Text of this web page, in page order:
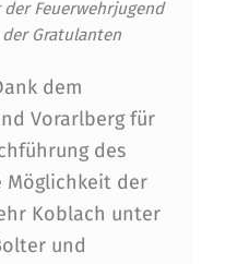
Feuerwehrjugend
der Gratulanten
dem
Vorarlberg für
des
Möglichkeit der
Koblach unter
und